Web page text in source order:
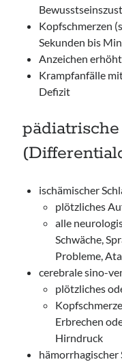
Kopfschmerzen
Sekunden bis
Anzeichen
Krampfanfälle
Defizit
ischämischer
plötzliches
alle
Schwäche,
Probleme,
cerebrale sino-
plötzliches
Erbrechen
Hirndruck
hämorrhagischer